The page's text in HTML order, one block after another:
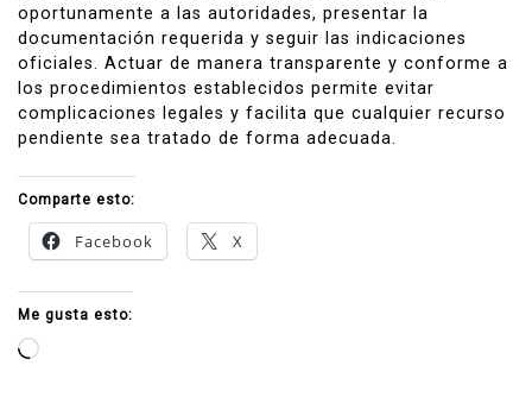
oportunamente a las autoridades, presentar la
documentación requerida y seguir las indicaciones
oficiales. Actuar de manera transparente y conforme a
los procedimientos establecidos permite evitar
complicaciones legales y facilita que cualquier recurso
pendiente sea tratado de forma adecuada.
Comparte esto:
Facebook X
Me gusta esto:
Cargando...